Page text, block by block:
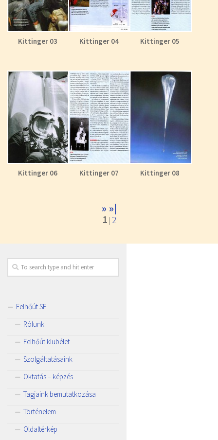
Kittinger 03 Kittinger 04 Kittinger 05
Kittinger 06 Kittinger 07 Kittinger 08
» »|
1 | 2
Felhőút SE
Rólunk
Felhőút klubélet
Szolgáltatásaink
Oktatás – képzés
Tagjaink bemutatkozása
Történelem
Oldaltérkép